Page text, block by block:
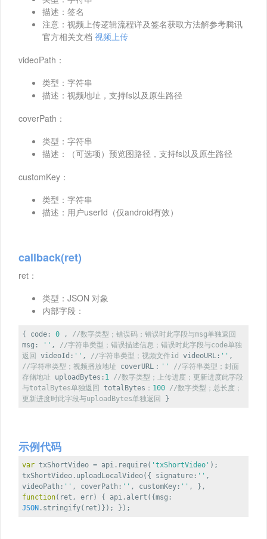
描述：签名
注意：视频上传逻辑流程详及签名获取方法解参考腾讯
官方相关文档 视频上传
videoPath：
类型：字符串
描述：视频地址，支持fs以及原生路径
coverPath：
类型：字符串
描述：（可选项）预览图路径，支持fs以及原生路径
customKey：
类型：字符串
描述：用户userId（仅android有效）
callback(ret)
ret：
类型：JSON 对象
内部字段：
{ code :0 , //数字类型；错误码；错误时此字段与msg单独返回
msg : '' , //字符串类型；错误描述信息；错误时此字段与code单独
返回
videoId : '' , //字符串类型；视频文件id videoURL : '' ,
//字符串类型；视频播放地址 coverURL： ''
//字符串类型；封面
存储地址
uploadBytes : 1 //数字类型；上传进度；更新进度此字段
与totalBytes单独返回
totalBytes： 100 //数字类型；总长度；
更新进度时此字段与uploadBytes单独返回
}
示例代码
var txShortVideo = api.require( 'txShortVideo' );
txShortVideo.uploadLocalVideo({ signature : '' ,
videoPath : '' , coverPath : '' , customKey : '' , },
function( ret, err) { api.alert({msg :
JSON .stringify(ret)}); });